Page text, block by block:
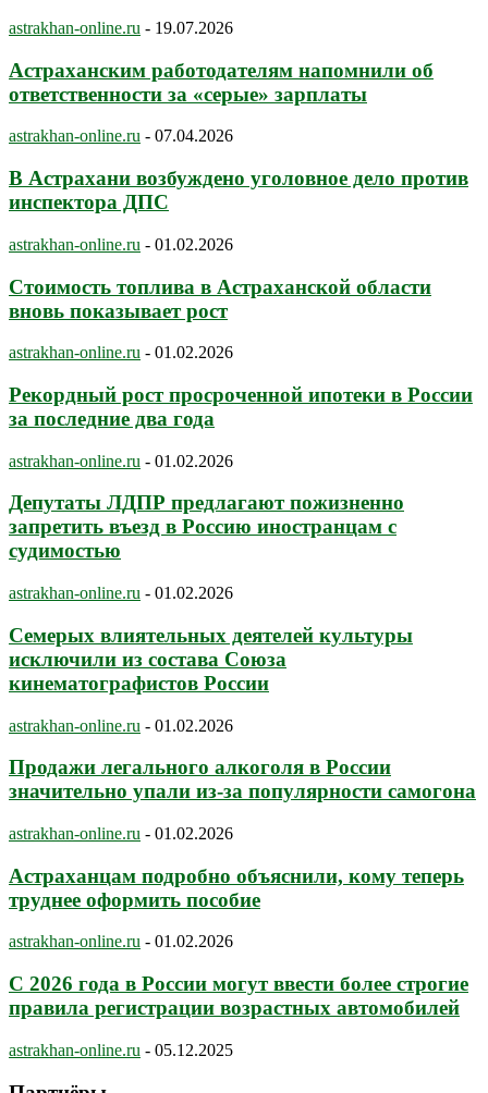
astrakhan-online.ru - 19.07.2026
Астраханским работодателям напомнили об
ответственности за «серые» зарплаты
astrakhan-online.ru - 07.04.2026
В Астрахани возбуждено уголовное дело против
инспектора ДПС
astrakhan-online.ru - 01.02.2026
Стоимость топлива в Астраханской области
вновь показывает рост
astrakhan-online.ru - 01.02.2026
Рекордный рост просроченной ипотеки в России
за последние два года
astrakhan-online.ru - 01.02.2026
Депутаты ЛДПР предлагают пожизненно
запретить въезд в Россию иностранцам с
судимостью
astrakhan-online.ru - 01.02.2026
Семерых влиятельных деятелей культуры
исключили из состава Союза
кинематографистов России
astrakhan-online.ru - 01.02.2026
Продажи легального алкоголя в России
значительно упали из-за популярности самогона
astrakhan-online.ru - 01.02.2026
Астраханцам подробно объяснили, кому теперь
труднее оформить пособие
astrakhan-online.ru - 01.02.2026
С 2026 года в России могут ввести более строгие
правила регистрации возрастных автомобилей
astrakhan-online.ru - 05.12.2025